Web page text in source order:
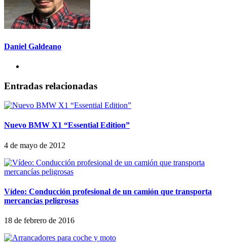
Daniel Galdeano
Entradas relacionadas
Nuevo BMW X1 “Essential Edition”
4 de mayo de 2012
Vídeo: Conducción profesional de un camión que transporta
mercancías peligrosas
18 de febrero de 2016